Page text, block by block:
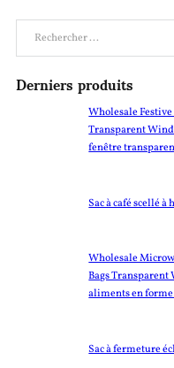
Rechercher
Derniers produits
Wholesale Festive
Transparent
fenêtre
Sac à café scellé
Wholesale
Bags
aliments en
Sac à fermeture